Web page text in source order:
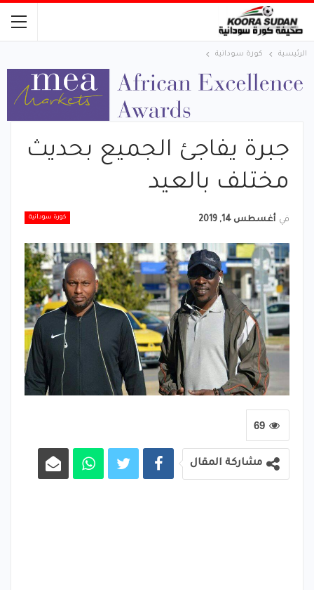
الرئيسية كورة سودانية
جبرة يفاجئ الجميع بحديث
مختلف بالعيد
كورة سودانية في أغسطس 14, 2019
69
مشاركة المقال